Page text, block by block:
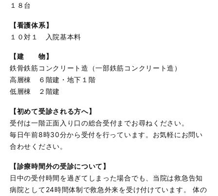
１８台
【看護体系】
１０対１ 入院基本料
【建 物】
鉄骨鉄筋コンクリート造（一部鉄筋コンクリート造）
高層棟 ６階建・地下１階
低層棟 ２階建
【初めて受診される方へ】
受付は一階正面入り口の総合受付までお尋ねください。
毎日午前8時30分から受付を行っています。お気軽にお問い
合わせください。
【診療時間外の受診について】
日中の受付時間を過ぎてしまった場合でも、当院は救急告知
病院として24時間体制で救急外来を受け付けています。 体の